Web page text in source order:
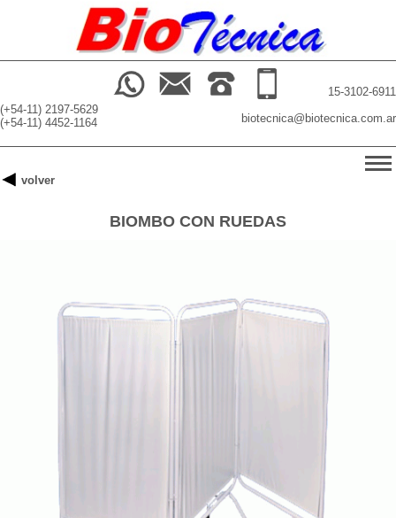
(+54-11) 2197-5629
(+54-11) 4452-1164
15-3102-6911
biotecnica@biotecnica.com.ar
PRODUCTOS
volver
BIOMBO CON RUEDAS